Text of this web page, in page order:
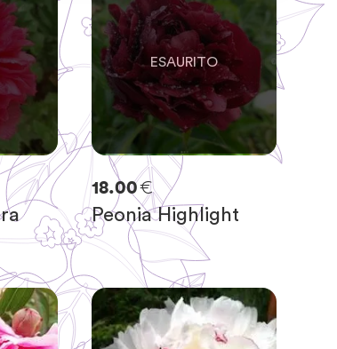
18.00€
Peonia Highlight